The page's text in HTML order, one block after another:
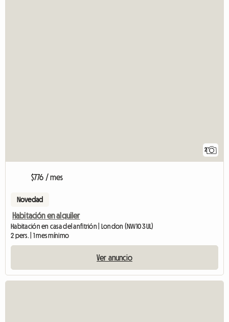
2
$776 / mes
Novedad
Habitación en alquiler
Habitación en casa del anfitrión | London (NW10 3UL)
2 pers. | 1 mes mínimo
Ver anuncio